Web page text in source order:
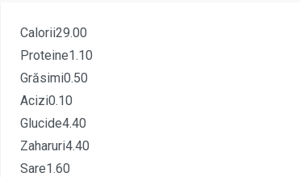
Calorii29.00
Proteine1.10
Grăsimi0.50
Acizi0.10
Glucide4.40
Zaharuri4.40
Sare1.60